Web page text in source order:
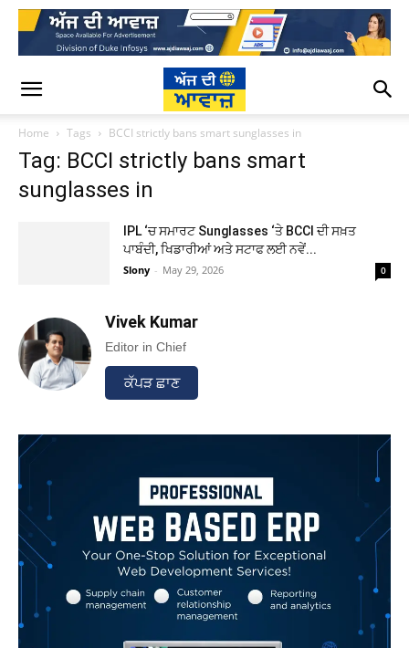
Home Tags BCCI strictly bans smart sunglasses in
Tag: BCCI strictly bans smart
sunglasses in
IPL ‘ਚ ਸਮਾਰਟ Sunglasses ‘ਤੇ BCCI ਦੀ ਸਖ਼ਤ
ਪਾਬੰਦੀ, ਖਿਡਾਰੀਆਂ ਅਤੇ ਸਟਾਫ ਲਈ ਨਵੇਂ...
Slony - May 29, 2026 0
Vivek Kumar
Editor in Chief
ਕੱਪੜ ਛਾਣ